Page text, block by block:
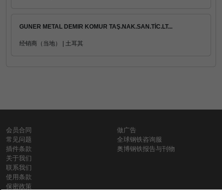
GUNER METAL DEMIR KOMUR TAŞ.NAK.SAN.TİC.LT...
经销商（当地） | 土耳其
会员合同
常见问题
插件条款
关于我们
联系我们
使用条款
保密政策
做广告
全球钢铁咨询服
奥博钢铁报告与刊物